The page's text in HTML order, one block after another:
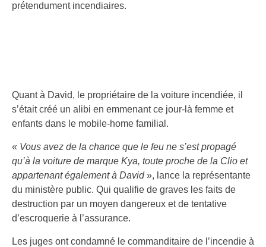
prétendument incendiaires.
Quant à David, le propriétaire de la voiture incendiée, il
s’était créé un alibi en emmenant ce jour-là femme et
enfants dans le mobile-home familial.
« Vous avez de la chance que le feu ne s’est propagé
qu’à la voiture de marque Kya, toute proche de la Clio et
appartenant également à David», lance la représentante
du ministère public. Qui qualifie de graves les faits de
destruction par un moyen dangereux et de tentative
d’escroquerie à l’assurance.
Les juges ont condamné le commanditaire de l’incendie à